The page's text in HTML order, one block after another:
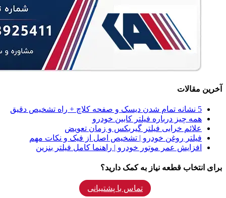
آخرین مقالات
5 نشانه‌ تمام شدن دیسک و صفحه کلاچ + راه تشخیص دقیق
همه‌ چیز درباره فیلتر کابین خودرو
علائم خرابی فیلتر گیربکس و زمان تعویض
فیلتر روغن خودرو | تشخیص اصل از فیک و نکات مهم
افزایش عمر موتور خودرو | راهنما کامل فیلتر بنزین
برای انتخاب قطعه نیاز به کمک دارید؟
تماس با پشتیبانی